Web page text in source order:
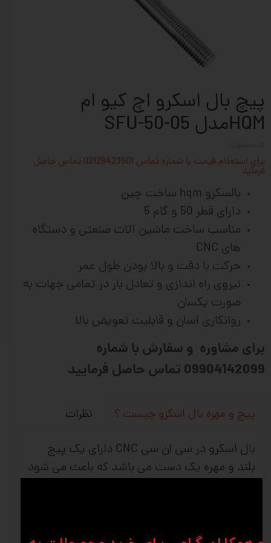
پیچ بال اسکرو اچ کیو ام
HQMمدل SFU-50-05
برای استعلام قیمت با شماره تماس 02128423501 تماس حاصل
فرماید
بالسکرو hqm ساخت چین
دارای قطر 50 و گام 5
مناسب ساخت ماشین آلات صنعتی و دستگاه
های CNC
حرکت با دقت و بالا بودن طول عمر
نیروی راه اندازی و تعادل بار در تمامی جهات به
صورت یکسان
روانکاری آسان و قابلیت تعویض بالا
برای مشاوره و سفارش با شماره
09904142099 تماس حاصل فرمایید
پیچ و مهره بال اسکرو چیست ؟ نظرات
بال اسکرو در سی ان سی CNC دارای یک پیچ
بلند و مهره یک دست می باشد که باعث می شود